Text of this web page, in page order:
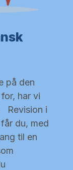
på den
har vi
Revision i
du, med
til en